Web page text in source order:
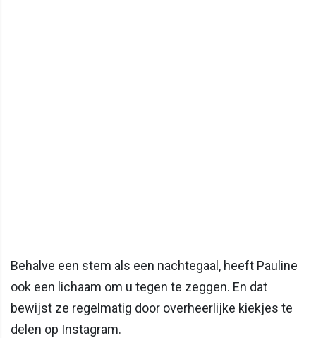
Behalve een stem als een nachtegaal, heeft Pauline
ook een lichaam om u tegen te zeggen. En dat
bewijst ze regelmatig door overheerlijke kiekjes te
delen op Instagram.